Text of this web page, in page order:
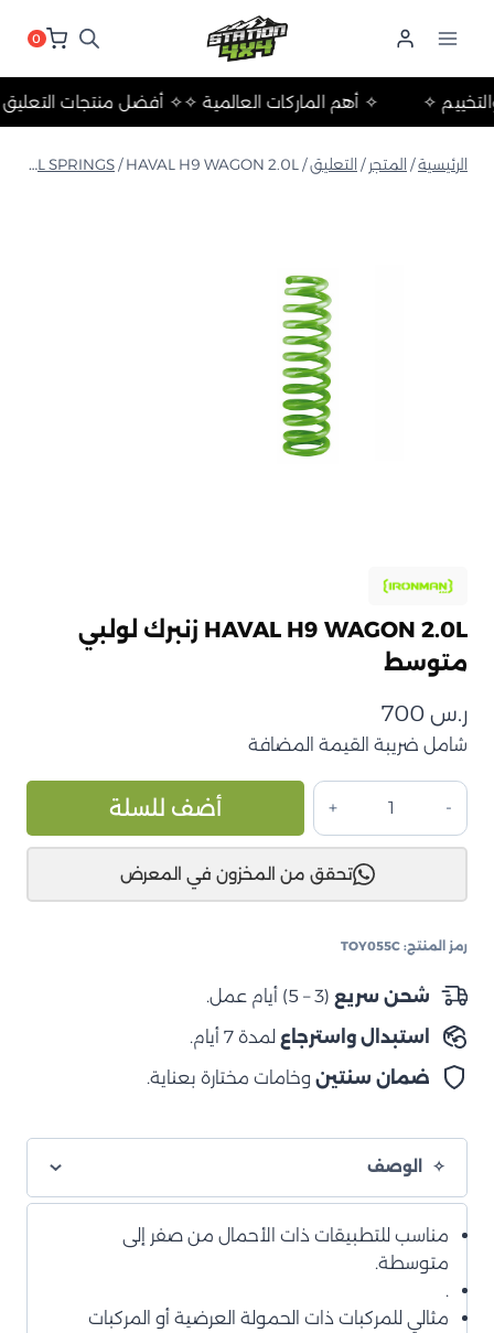
0
✧ أفضل منتجات✧ أهم الماركات العالمية ✧ والتخييم ✧
الرئيسية/ المتجر / التعليق/
COIL SPRINGS / HAVAL H9 WAGON 2.0L زنبرك لولبي متوسط
HAVAL H9 WAGON 2.0L زنبرك لولبي
متوسط
ر.س
شامل ضريبة القيمة المضافة
كمية
HAVAL
H9
2.0L
لولبي
متوسط
أضف للسلة
تحقق من المخزون في المعرض
رمز المنتج: TOY055C
شحن سريع (3 – 5) أيام عمل.
استبدال واسترجاع لمدة 7 أيام.
ضمان سنتين وخامات مختارة بعناية.
الوصف
مناسب للتطبيقات ذات الأحمال من صفر إلى
متوسطة.
.
مثالي للمركبات ذات الحمولة العرضية أو المركبات